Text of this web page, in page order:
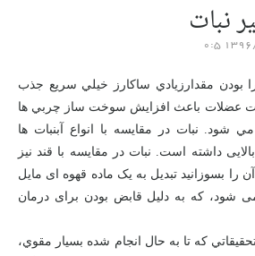
نبات
بودن مقدارزيادي ساکارز خيلي سريع جذب
عضلات باعث افزايش سوخت ساز چربي ها
شود. نبات در مقایسه با انواع آبنبات ها
داشته است. نبات در مقایسه با قند نیز
را بسوزانید تبدیل به یک ماده قهوه ای مایل
شود، که به دلیل قابض بودن برای درمان
که تا به حال انجام شده بسيار مقوي،